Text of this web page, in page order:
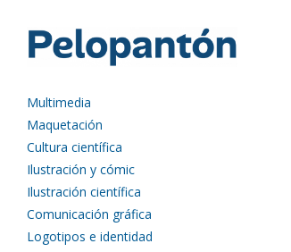
Multimedia
Maquetación
Cultura científica
Ilustración y cómic
Ilustración científica
Comunicación gráfica
Logotipos e identidad